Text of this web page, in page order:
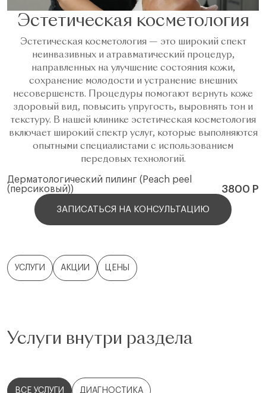
Эстетическая косметология
Эстетическая косметология — это широкий спект
неинвазивных и атравматический процедур,
направленных на улучшение состояния кожи,
сохранение молодости и устранение внешних
несовершенств. Процедуры помогают вернуть коже
здоровый вид, повысить упругость, выровнять тон и
текстуру. В нашей клинике эстетическая косметология
включает широкий спектр услуг, которые выполняются
опытными специалистами с использованием
передовых технологий.
Дерматологический пилинг (Peach peel
(персиковый))
3800 Р
ЗАПИСАТЬСЯ НА КОНСУЛЬТАЦИЮ
УСЛУГИ АКЦИИ ЦЕНЫ
Услуги внутри раздела
ВСЕ УСЛУГИ ДИАГНОСТИКА